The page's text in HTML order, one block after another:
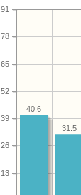
13
26
39
52
65
78
91
31.5
40.6